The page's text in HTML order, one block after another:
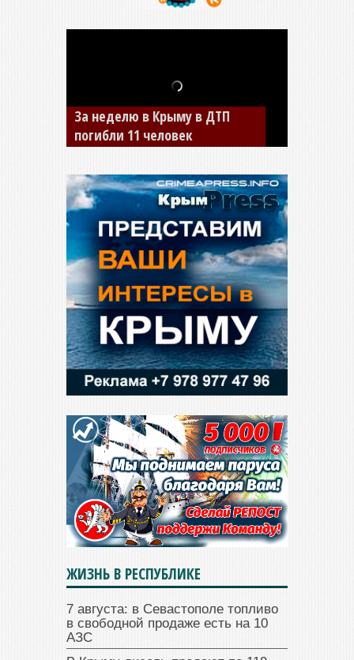
За неделю в Крыму в ДТП
погибли 11 человек
ЖИЗНЬ В РЕСПУБЛИКЕ
7 августа: в Севастополе топливо
в свободной продаже есть на 10
АЗС